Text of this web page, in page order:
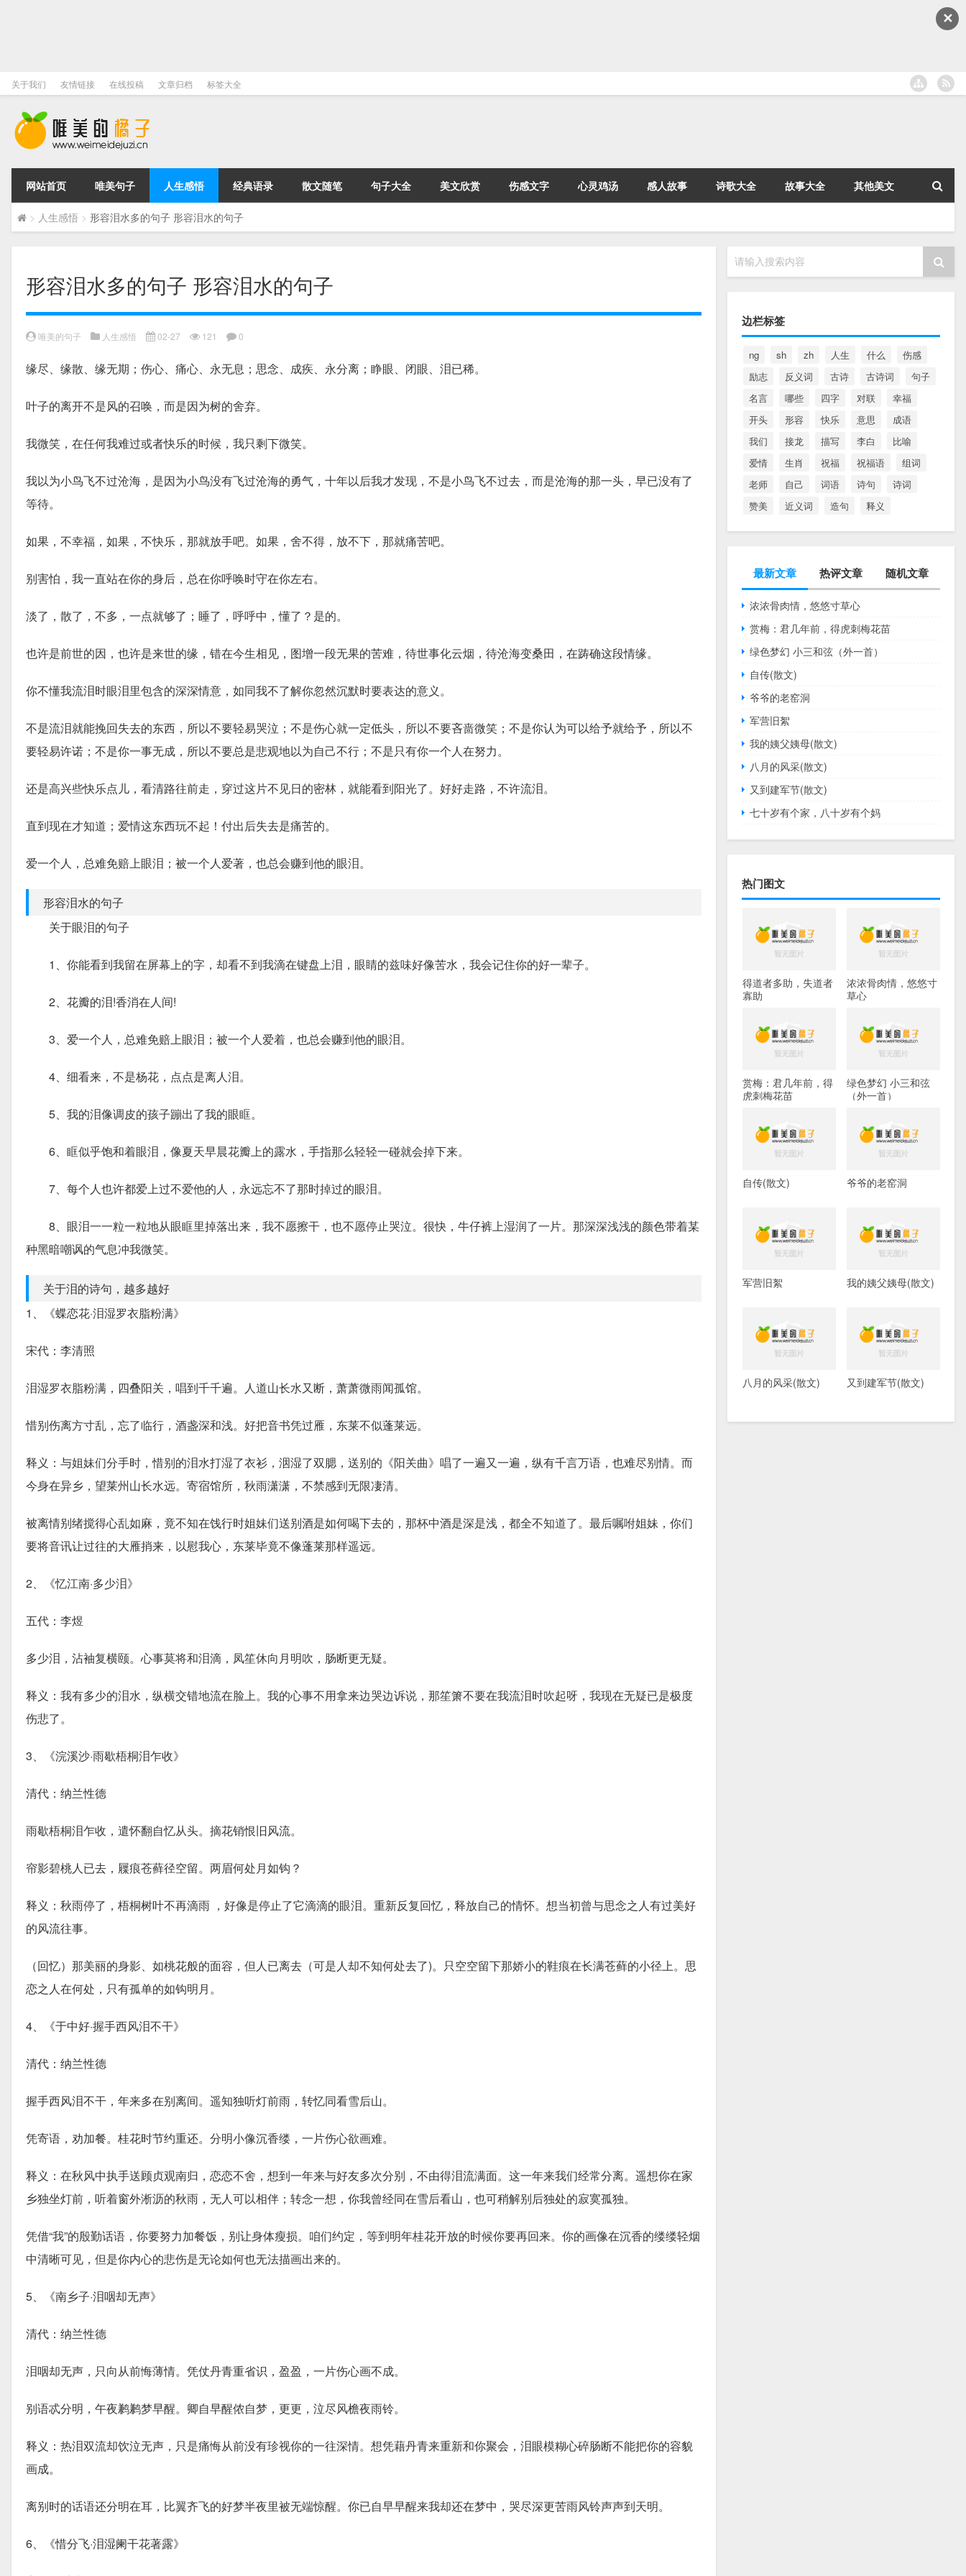
✕
关于我们 友情链接 在线投稿 文章归档 标签大全
网站首页 唯美句子 人生感悟 经典语录 散文随笔 句子大全 美文欣赏 伤感文字 心灵鸡汤 感人故事 诗歌大全 故事大全 其他美文
> 人生感悟 > 形容泪水多的句子 形容泪水的句子
形容泪水多的句子 形容泪水的句子
唯美的句子 人生感悟 02-27 121 0
缘尽、缘散、缘无期；伤心、痛心、永无息；思念、成疾、永分离；睁眼、闭眼、泪已稀。
叶子的离开不是风的召唤，而是因为树的舍弃。
我微笑，在任何我难过或者快乐的时候，我只剩下微笑。
我以为小鸟飞不过沧海，是因为小鸟没有飞过沧海的勇气，十年以后我才发现，不是小鸟飞不过去，而是沧海的那一头，早已没有了
等待。
如果，不幸福，如果，不快乐，那就放手吧。如果，舍不得，放不下，那就痛苦吧。
别害怕，我一直站在你的身后，总在你呼唤时守在你左右。
淡了，散了，不多，一点就够了；睡了，呼呼中，懂了？是的。
也许是前世的因，也许是来世的缘，错在今生相见，图增一段无果的苦难，待世事化云烟，待沧海变桑田，在踌确这段情缘。
你不懂我流泪时眼泪里包含的深深情意，如同我不了解你忽然沉默时要表达的意义。
不是流泪就能挽回失去的东西，所以不要轻易哭泣；不是伤心就一定低头，所以不要吝啬微笑；不是你认为可以给予就给予，所以不
要轻易许诺；不是你一事无成，所以不要总是悲观地以为自己不行；不是只有你一个人在努力。
还是高兴些快乐点儿，看清路往前走，穿过这片不见日的密林，就能看到阳光了。好好走路，不许流泪。
直到现在才知道；爱情这东西玩不起！付出后失去是痛苦的。
爱一个人，总难免赔上眼泪；被一个人爱著，也总会赚到他的眼泪。
形容泪水的句子
关于眼泪的句子
1、你能看到我留在屏幕上的字，却看不到我滴在键盘上泪，眼睛的兹味好像苦水，我会记住你的好一辈子。
2、花瓣的泪!香消在人间!
3、爱一个人，总难免赔上眼泪；被一个人爱着，也总会赚到他的眼泪。
4、细看来，不是杨花，点点是离人泪。
5、我的泪像调皮的孩子蹦出了我的眼眶。
6、眶似乎饱和着眼泪，像夏天早晨花瓣上的露水，手指那么轻轻一碰就会掉下来。
7、每个人也许都爱上过不爱他的人，永远忘不了那时掉过的眼泪。
8、眼泪一一粒一粒地从眼眶里掉落出来，我不愿擦干，也不愿停止哭泣。很快，牛仔裤上湿润了一片。那深深浅浅的颜色带着某
种黑暗嘲讽的气息冲我微笑。
关于泪的诗句，越多越好
1、《蝶恋花·泪湿罗衣脂粉满》
宋代：李清照
泪湿罗衣脂粉满，四叠阳关，唱到千千遍。人道山长水又断，萧萧微雨闻孤馆。
惜别伤离方寸乱，忘了临行，酒盏深和浅。好把音书凭过雁，东莱不似蓬莱远。
释义：与姐妹们分手时，惜别的泪水打湿了衣衫，洇湿了双腮，送别的《阳关曲》唱了一遍又一遍，纵有千言万语，也难尽别情。而
今身在异乡，望莱州山长水远。寄宿馆所，秋雨潇潇，不禁感到无限凄清。
被离情别绪搅得心乱如麻，竟不知在饯行时姐妹们送别酒是如何喝下去的，那杯中酒是深是浅，都全不知道了。最后嘱咐姐妹，你们
要将音讯让过往的大雁捎来，以慰我心，东莱毕竟不像蓬莱那样遥远。
2、《忆江南·多少泪》
五代：李煜
多少泪，沾袖复横颐。心事莫将和泪滴，凤笙休向月明吹，肠断更无疑。
释义：我有多少的泪水，纵横交错地流在脸上。我的心事不用拿来边哭边诉说，那笙箫不要在我流泪时吹起呀，我现在无疑已是极度
伤悲了。
3、《浣溪沙·雨歇梧桐泪乍收》
清代：纳兰性德
雨歇梧桐泪乍收，遣怀翻自忆从头。摘花销恨旧风流。
帘影碧桃人已去，屧痕苍藓径空留。两眉何处月如钩？
释义：秋雨停了，梧桐树叶不再滴雨 ，好像是停止了它滴滴的眼泪。重新反复回忆，释放自己的情怀。想当初曾与思念之人有过美好
的风流往事。
（回忆）那美丽的身影、如桃花般的面容，但人已离去（可是人却不知何处去了)。只空空留下那娇小的鞋痕在长满苍藓的小径上。思
恋之人在何处，只有孤单的如钩明月。
4、《于中好·握手西风泪不干》
清代：纳兰性德
握手西风泪不干，年来多在别离间。遥知独听灯前雨，转忆同看雪后山。
凭寄语，劝加餐。桂花时节约重还。分明小像沉香缕，一片伤心欲画难。
释义：在秋风中执手送顾贞观南归，恋恋不舍，想到一年来与好友多次分别，不由得泪流满面。这一年来我们经常分离。遥想你在家
乡独坐灯前，听着窗外淅沥的秋雨，无人可以相伴；转念一想，你我曾经同在雪后看山，也可稍解别后独处的寂寞孤独。
凭借“我”的殷勤话语，你要努力加餐饭，别让身体瘦损。咱们约定，等到明年桂花开放的时候你要再回来。你的画像在沉香的缕缕轻烟
中清晰可见，但是你内心的悲伤是无论如何也无法描画出来的。
5、《南乡子·泪咽却无声》
清代：纳兰性德
泪咽却无声，只向从前悔薄情。凭仗丹青重省识，盈盈，一片伤心画不成。
别语忒分明，午夜鹣鹣梦早醒。卿自早醒侬自梦，更更，泣尽风檐夜雨铃。
释义：热泪双流却饮泣无声，只是痛悔从前没有珍视你的一往深情。想凭藉丹青来重新和你聚会，泪眼模糊心碎肠断不能把你的容貌
画成。
离别时的话语还分明在耳，比翼齐飞的好梦半夜里被无端惊醒。你已自早早醒来我却还在梦中，哭尽深更苦雨风铃声声到天明。
6、《惜分飞·泪湿阑干花著露》
请输入搜索内容
边栏标签
ng sh zh 人生 什么
伤感
励志
反义词 古诗 古诗词
句子
名言
哪些 四字 对联
幸福
开头
形容 快乐 意思
成语
我们
接龙 描写 李白
比喻
爱情
生肖 祝福 祝福语
组词
老师
自己 词语 诗句
诗词
赞美
近义词 造句 释义
最新文章 热评文章 随机文章
浓浓骨肉情，悠悠寸草心
赏梅：君几年前，得虎刺梅花苗
绿色梦幻 小三和弦（外一首）
自传(散文)
爷爷的老窑洞
军营旧絮
我的姨父姨母(散文)
八月的风采(散文)
又到建军节(散文)
七十岁有个家，八十岁有个妈
热门图文
得道者多助，失道者
寡助
浓浓骨肉情，悠悠寸
草心
赏梅：君几年前，得
虎刺梅花苗
绿色梦幻 小三和弦
（外一首）
自传(散文) 爷爷的老窑洞
军营旧絮 我的姨父姨母(散文)
八月的风采(散文) 又到建军节(散文)